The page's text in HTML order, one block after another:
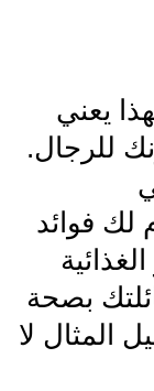
يعني
للرجال.
لك فوائد
بصحة
المثال لا